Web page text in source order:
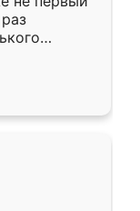
раз
очень
из
здесь.